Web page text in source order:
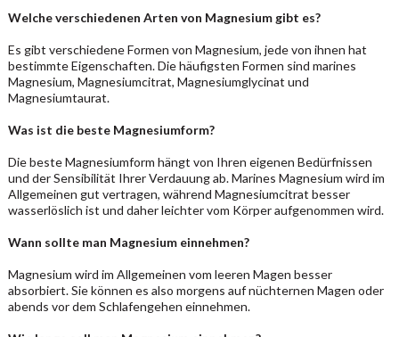
Welche verschiedenen Arten von Magnesium gibt es?
Es gibt verschiedene Formen von Magnesium, jede von ihnen hat
bestimmte Eigenschaften. Die häufigsten Formen sind marines
Magnesium, Magnesiumcitrat, Magnesiumglycinat und
Magnesiumtaurat.
Was ist die beste Magnesiumform?
Die beste Magnesiumform hängt von Ihren eigenen Bedürfnissen
und der Sensibilität Ihrer Verdauung ab. Marines Magnesium wird im
Allgemeinen gut vertragen, während Magnesiumcitrat besser
wasserlöslich ist und daher leichter vom Körper aufgenommen wird.
Wann sollte man Magnesium einnehmen?
Magnesium wird im Allgemeinen vom leeren Magen besser
absorbiert. Sie können es also morgens auf nüchternen Magen oder
abends vor dem Schlafengehen einnehmen.